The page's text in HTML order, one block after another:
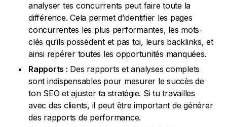
analyser tes concurrents peut faire toute la
différence. Cela permet d’identifier les pages
concurrentes les plus performantes, les mots-
clés qu’ils possèdent et pas toi, leurs backlinks, et
ainsi repérer toutes les opportunités manquées.
Rapports : Des rapports et analyses complets
sont indispensables pour mesurer le succès de
ton SEO et ajuster ta stratégie. Si tu travailles
avec des clients, il peut être important de générer
des rapports de performance.